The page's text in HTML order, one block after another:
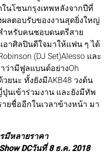
นโซนกรุงเทพหลังจากปีที่
ลตอบรับของงานสุดยิ่งใหญ่
ำหรับคนชอบดนตรีสาย
าศิลปินดีใจมาให้แฟน ๆ ได้
(DJ Set)Alesso และ
ว่ามีฟูลแบนด์อย่างOh
ยนะ ทั้งยังมีAKB48 วงต้น
นเข้าร่วมงาน และยังมีทัพ
ยชื่ออีกในเวลาข้างหน้า มา
มีหลายราคา
DCวันที่ 8 ธ.ค. 2018